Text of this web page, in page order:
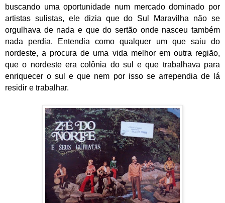
buscando uma oportunidade num mercado dominado por
artistas sulistas, ele dizia que do Sul Maravilha não se
orgulhava de nada e que do sertão onde nasceu também
nada perdia. Entendia como qualquer um que saiu do
nordeste, a procura de uma vida melhor em outra região,
que o nordeste era colônia do sul e que trabalhava para
enriquecer o sul e que nem por isso se arrependia de lá
residir e trabalhar.